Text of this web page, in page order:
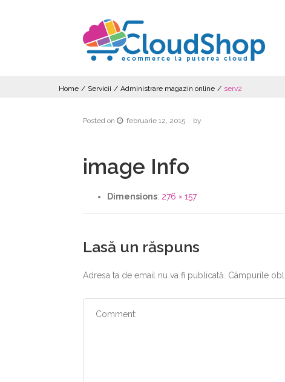
Home / Servicii / Administrare magazin online / serv2
Posted on februarie 12, 2015 by
image Info
Dimensions: 276 × 157
Lasă un răspuns
Adresa ta de email nu va fi publicată. Câmpurile